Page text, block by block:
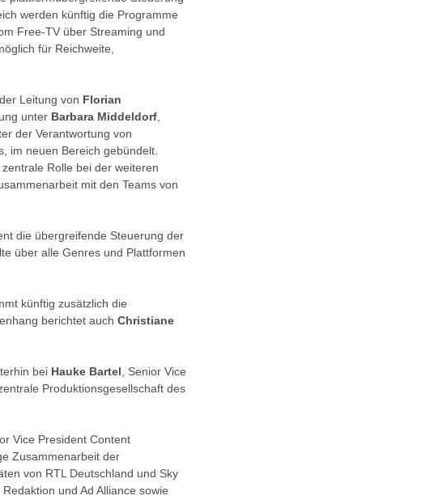
werden künftig die Programme
Free-TV über Streaming und
für Reichweite,
Leitung von Florian
unter Barbara Middeldorf
der Verantwortung von
im neuen Bereich gebündelt.
Rolle bei der weiteren
mit den Teams von
die übergreifende Steuerung der
über alle Genres und Plattformen
künftig zusätzlich die
berichtet auchChristiane
bei Hauke Bartel , Senior Vice
Produktionsgesellschaft des
Vice President Content
Zusammenarbeit der
von RTL Deutschland und Sky
und Ad Alliance sowie